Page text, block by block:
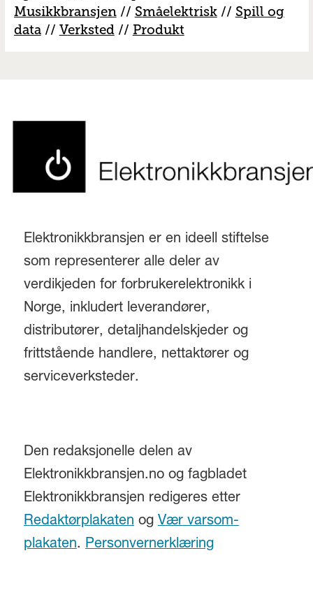
Musikkbransjen// Småelektrisk// Spill og
data// Verksted// Produkt
Elektronikkbransjen er en ideell stiftelse
som representerer alle deler av
verdikjeden for forbrukerelektronikk i
Norge, inkludert leverandører,
distributører, detaljhandelskjeder og
frittstående handlere, nettaktører og
serviceverksteder.
Den redaksjonelle delen av
Elektronikkbransjen.no og fagbladet
Elektronikkbransjen redigeres etter
Redaktørplakaten og Vær varsom-
plakaten. Personvernerklæring